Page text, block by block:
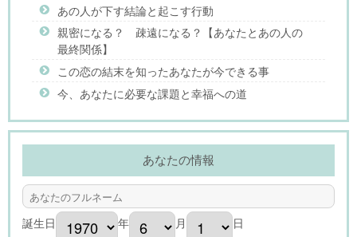
あの人が下す結論と起こす行動
親密になる？ 疎遠になる？【あなたとあの人の
最終関係】
この恋の結末を知ったあなたが今できる事
今、あなたに必要な課題と幸福への道
あなたの情報
誕生日 年 月 日